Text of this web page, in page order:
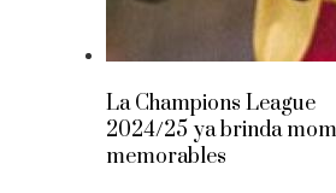
La Champions League
2024/25 ya brinda
memorables